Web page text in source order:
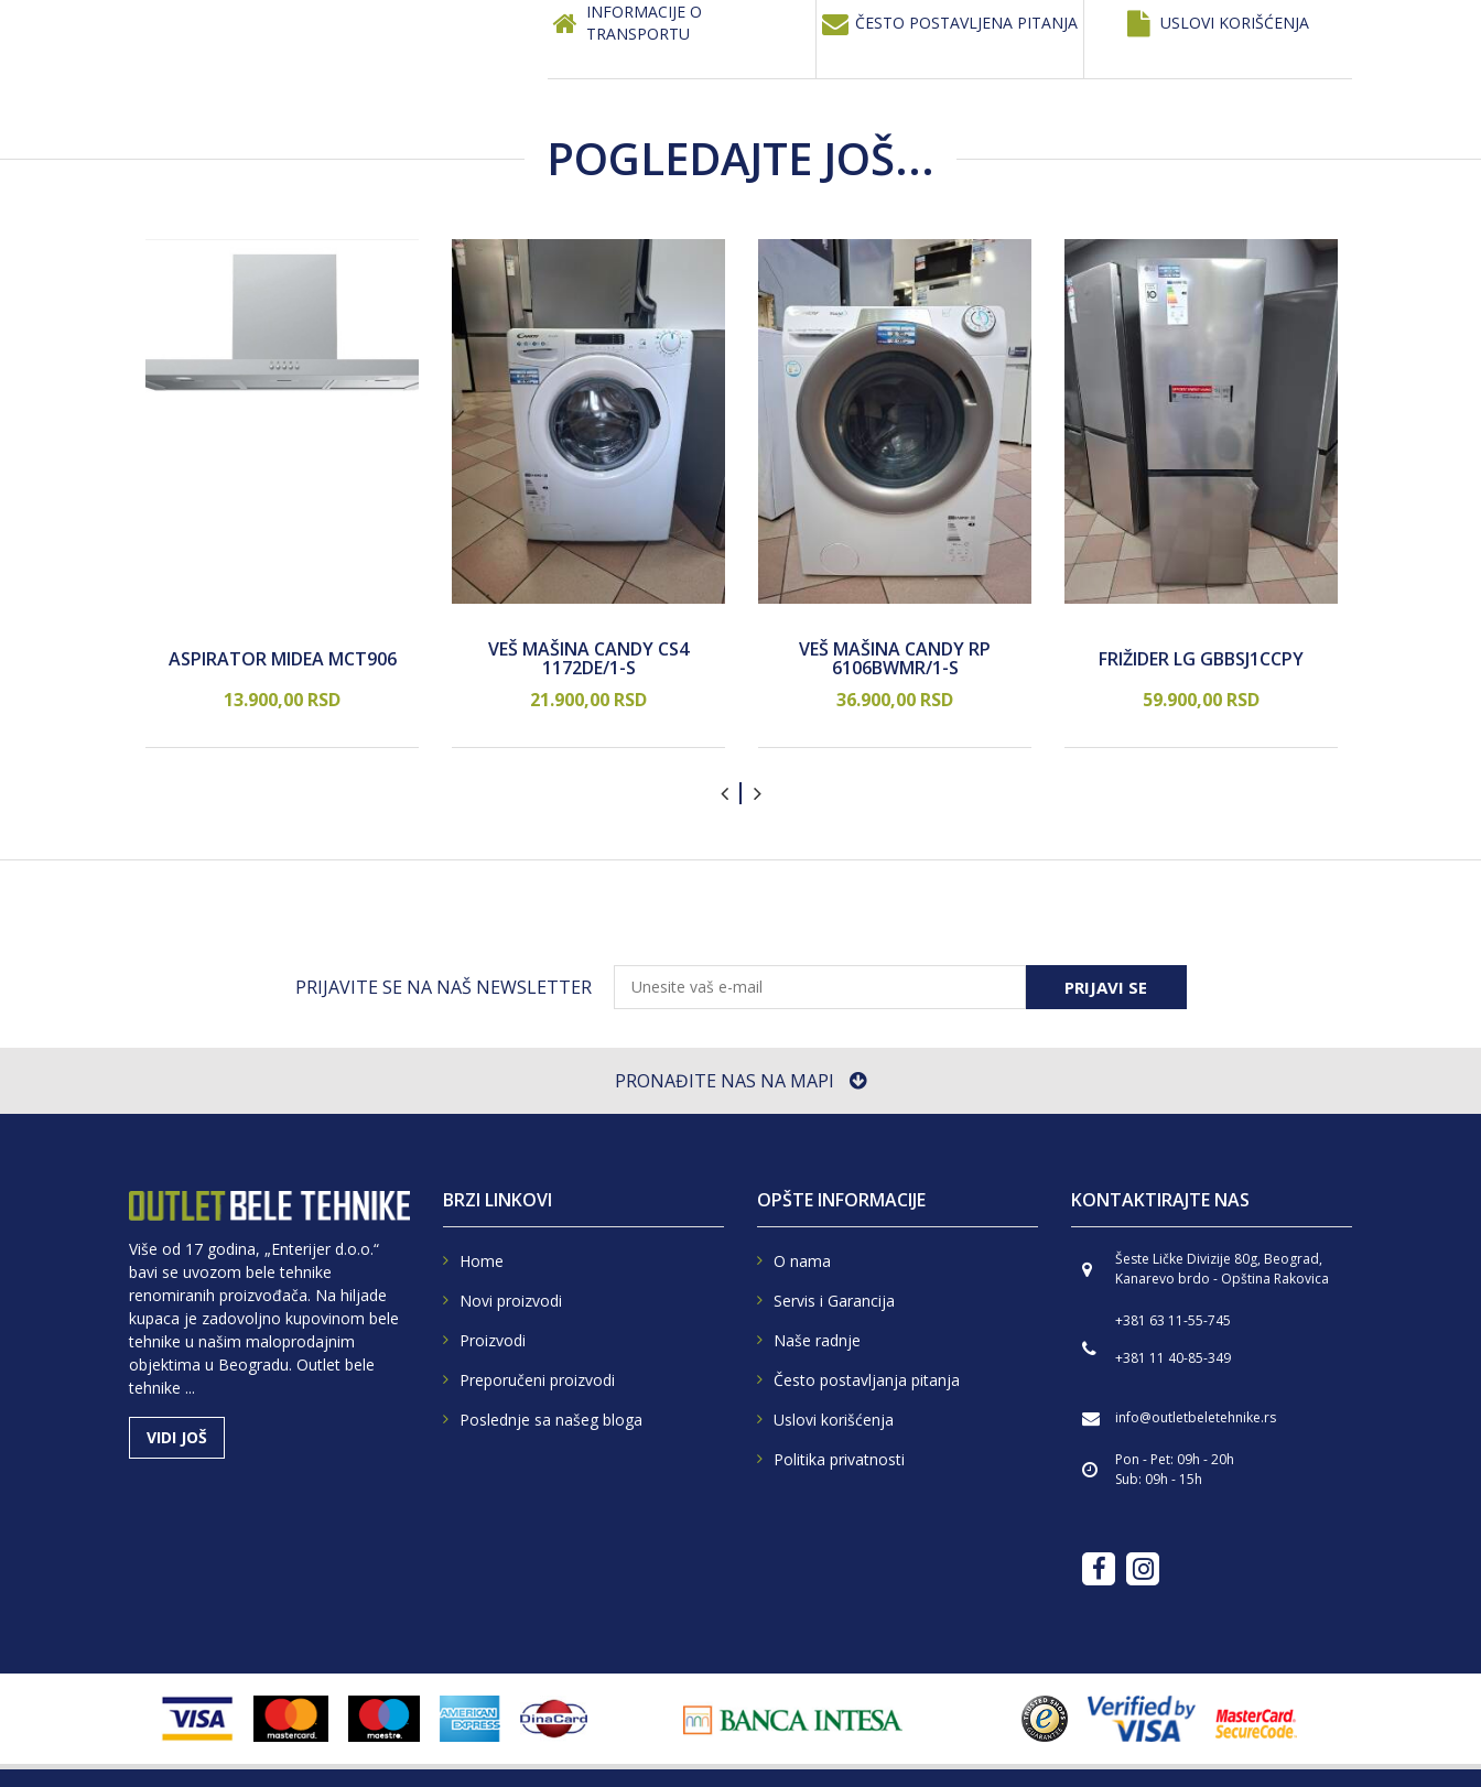
INFORMACIJE O
TRANSPORTU
ČESTO POSTAVLJENA PITANJA USLOVI KORIŠĆENJA
POGLEDAJTE JOŠ...
ASPIRATOR MIDEA MCT906
13.900,00 RSD
VEŠ MAŠINA CANDY CS4
1172DE/1-S
21.900,00 RSD
VEŠ MAŠINA CANDY RP
6106BWMR/1-S
36.900,00 RSD
FRIŽIDER LG GBBSJ1CCPY
59.900,00 RSD
PRIJAVITE SE NA NAŠ NEWSLETTER PRIJAVI SE
PRONAĐITE NAS NA MAPI
Više od 17 godina, „Enterijer d.o.o.“
bavi se uvozom bele tehnike
renomiranih proizvođača. Na hiljade
kupaca je zadovoljno kupovinom bele
tehnike u našim maloprodajnim
objektima u Beogradu. Outlet bele
tehnike ...
VIDI JOŠ
BRZI LINKOVI
Home
Novi proizvodi
Proizvodi
Preporučeni proizvodi
Poslednje sa našeg bloga
OPŠTE INFORMACIJE
O nama
Servis i Garancija
Naše radnje
Često postavljanja pitanja
Uslovi korišćenja
Politika privatnosti
KONTAKTIRAJTE NAS
Šeste Ličke Divizije 80g, Beograd,
Kanarevo brdo - Opština Rakovica
+381 63 11-55-745
+381 11 40-85-349
info@outletbeletehnike.rs
Pon - Pet: 09h - 20h
Sub: 09h - 15h